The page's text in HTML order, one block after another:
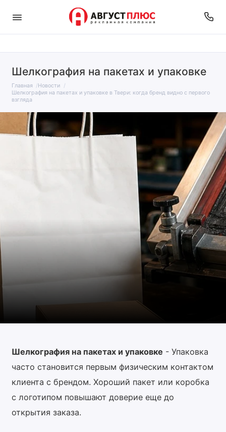
Шелкография на пакетах и упаковке
Главная
Новости
Шелкография на пакетах и упаковке в Твери: когда бренд видно с первого
взгляда
Шелкография на пакетах и упаковке - Упаковка
часто становится первым физическим контактом
клиента с брендом. Хороший пакет или коробка
с логотипом повышают доверие еще до
открытия заказа.